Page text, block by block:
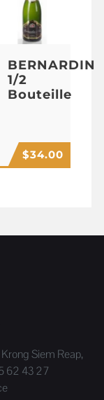
BERNARDIN
1/2
Bouteille
$34.00
Siem Reap,
62 43 27